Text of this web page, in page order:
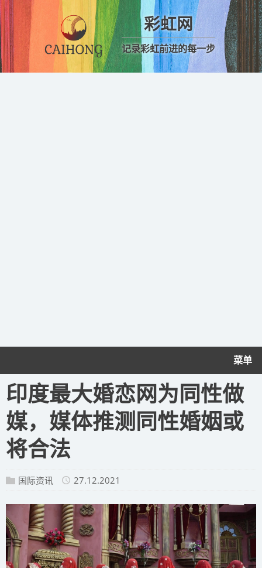
彩虹网
记录彩虹前进的每一步
菜单
印度最大婚恋网为同性做
媒，媒体推测同性婚姻或
将合法
国际资讯 27.12.2021